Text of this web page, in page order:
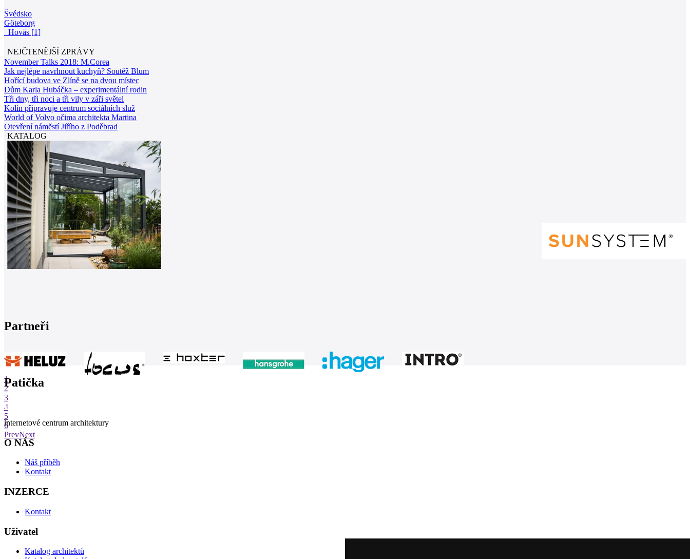
Švédsko
Göteborg
Hovås [1]
NEJČTENĚJŠÍ ZPRÁVY
November Talks 2018: M.Corea
Jak nejlépe navrhnout kuchyň? Soutěž Blum
Hořící budova ve Zlíně se na dvou místec
Dům Karla Hubáčka – experimentální rodin
Tři dny, tři noci a tři vily v záři světel
Kolín připravuje centrum sociálních služ
World of Volvo očima architekta Martina
Otevření náměstí Jiřího z Poděbrad
KATALOG
Partneři
1
2
3
4
5
6
PrevNext
Patička
internetové centrum architektury
O NÁS
Náš příběh
Kontakt
INZERCE
Kontakt
Uživatel
Katalog architektů